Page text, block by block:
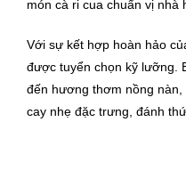
món cà ri cua chuẩn vị nhà
Với sự kết hợp hoàn hảo
được tuyển chọn kỹ lưỡng.
đến hương thơm nồng nàn,
cay nhẹ đặc trưng, đánh